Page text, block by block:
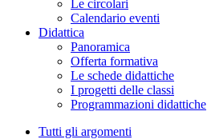
Le circolari
Calendario eventi
Didattica
Panoramica
Offerta formativa
Le schede didattiche
I progetti delle classi
Programmazioni didattiche
Tutti gli argomenti